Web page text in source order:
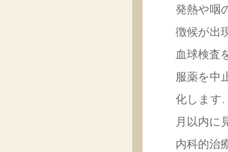
発熱や咽
徴候が出
血球検査
服薬を中
化します
月以内に
内科的治